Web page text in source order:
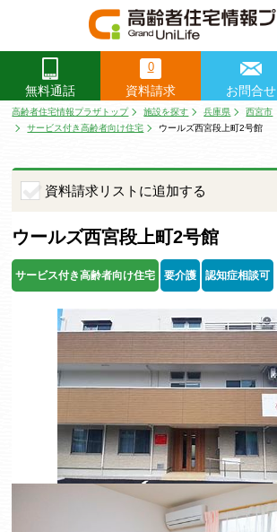
無料通話
0
資料請求 お問合せ
高齢者住宅情報プラザトップ 施設を探す 兵庫県
西宮市
サービス付き高齢者向け住宅
ウールズ西宮段上町2号館
資料請求リストに追加する
ウールズ西宮段上町2号館
サービス付き高齢者向け住宅 要介護 認知症相談可